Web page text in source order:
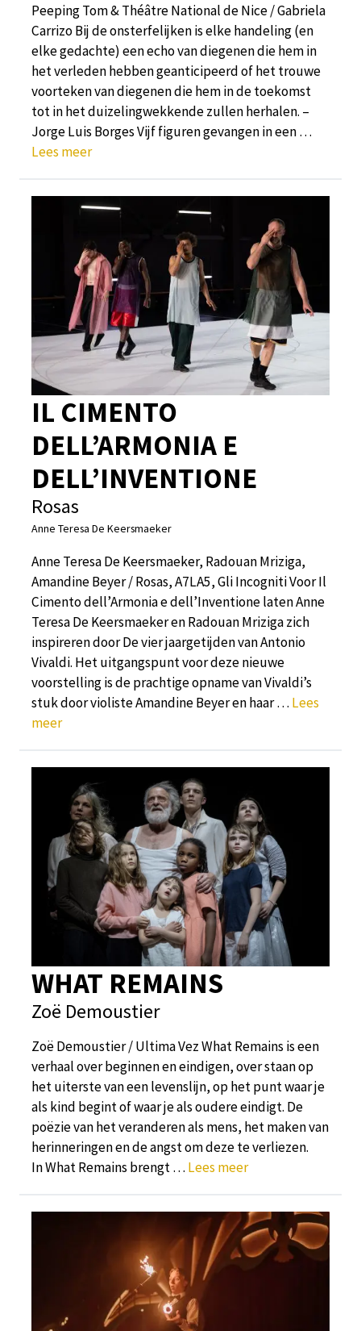
Peeping Tom & Théâtre National de Nice / Gabriela
Carrizo Bij de onsterfelijken is elke handeling (en
elke gedachte) een echo van diegenen die hem in
het verleden hebben geanticipeerd of het trouwe
voorteken van diegenen die hem in de toekomst
tot in het duizelingwekkende zullen herhalen. –
Jorge Luis Borges Vijf figuren gevangen in een …
Lees meer
IL CIMENTO
DELL’ARMONIA E
DELL’INVENTIONE
Rosas
Anne Teresa De Keersmaeker
Anne Teresa De Keersmaeker, Radouan Mriziga,
Amandine Beyer / Rosas, A7LA5, Gli Incogniti Voor Il
Cimento dell’Armonia e dell’Inventione laten Anne
Teresa De Keersmaeker en Radouan Mriziga zich
inspireren door De vier jaargetijden van Antonio
Vivaldi. Het uitgangspunt voor deze nieuwe
voorstelling is de prachtige opname van Vivaldi’s
stuk door violiste Amandine Beyer en haar … Lees
meer
WHAT REMAINS
Zoë Demoustier
Zoë Demoustier / Ultima Vez What Remains is een
verhaal over beginnen en eindigen, over staan op
het uiterste van een levenslijn, op het punt waar je
als kind begint of waar je als oudere eindigt. De
poëzie van het veranderen als mens, het maken van
herinneringen en de angst om deze te verliezen.
In What Remains brengt … Lees meer